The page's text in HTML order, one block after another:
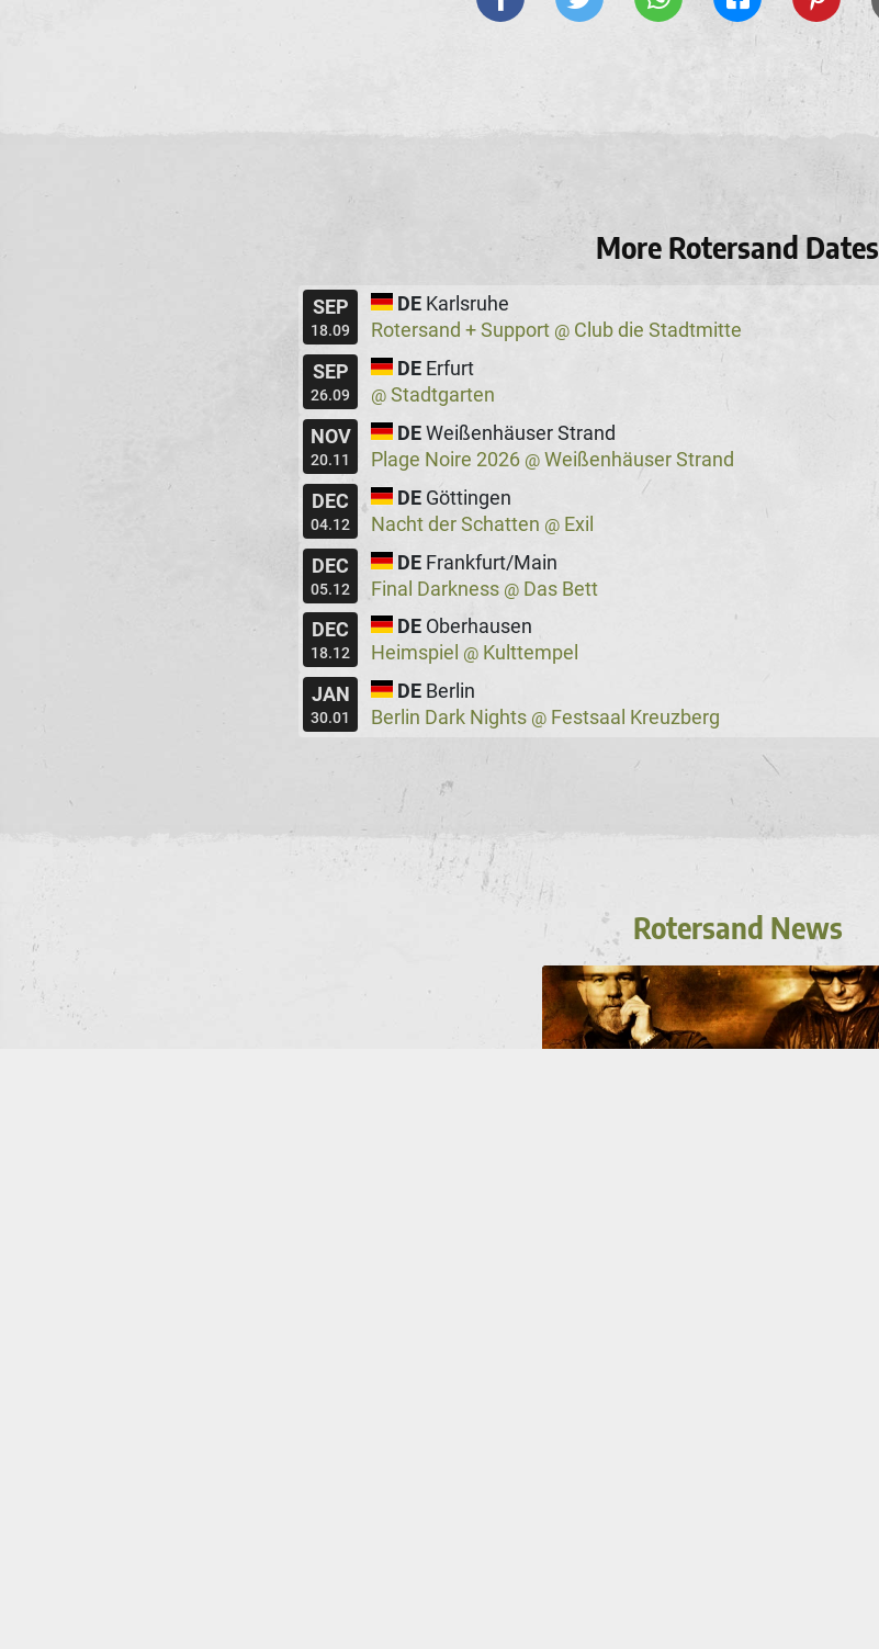
More Rotersand Dates
SEP
18.09
DE Karlsruhe
Rotersand + Support @ Club die Stadtmitte
SEP
26.09
DE Erfurt
@ Stadtgarten
NOV
20.11
DE Weißenhäuser Strand
Plage Noire 2026 @ Weißenhäuser Strand
DEC
04.12
DE Göttingen
Nacht der Schatten @ Exil
DEC
05.12
DE Frankfurt/Main
Final Darkness @ Das Bett
DEC
18.12
DE Oberhausen
Heimspiel @ Kulttempel
JAN
30.01
DE Berlin
Berlin Dark Nights @ Festsaal Kreuzberg
Rotersand News